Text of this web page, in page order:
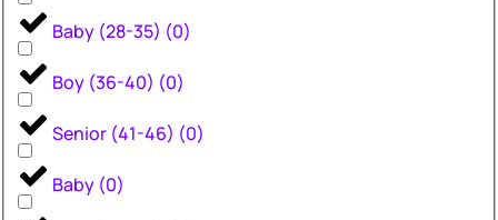
Baby (28-35) (0)
Boy (36-40) (0)
Senior (41-46) (0)
Baby (0)